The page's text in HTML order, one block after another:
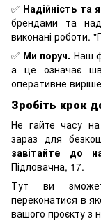
✅ Надійність та
брендами та
виконані роботи.
✅ Ми поруч. Наш
а це означає
оперативне
Зробіть крок
Не гайте часу
зараз для
завітайте до
Підловачна, 17.
Тут ви
переконатися в
вашого проєкту з